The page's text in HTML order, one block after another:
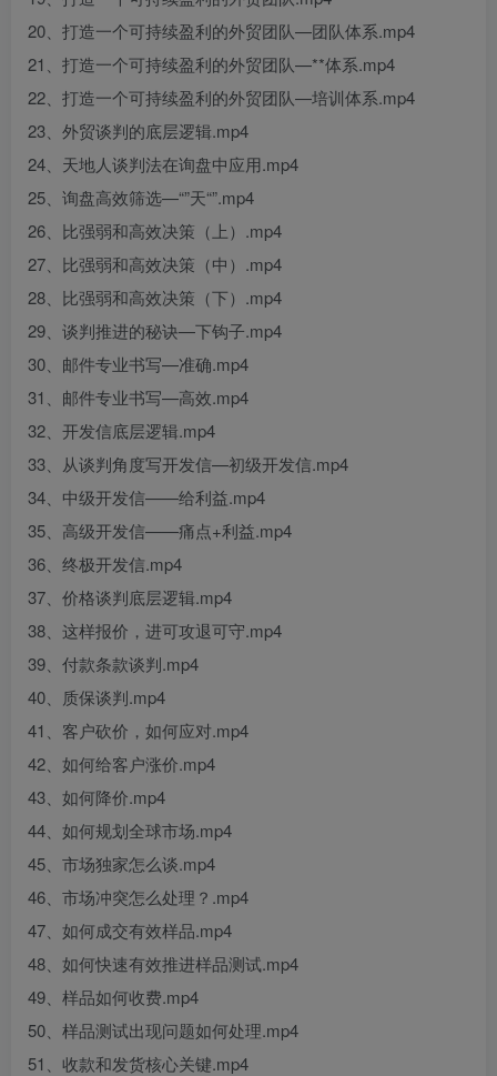
20、打造一个可持续盈利的外贸团队—团队体系.mp4
21、打造一个可持续盈利的外贸团队—**体系.mp4
22、打造一个可持续盈利的外贸团队—培训体系.mp4
23、外贸谈判的底层逻辑.mp4
24、天地人谈判法在询盘中应用.mp4
25、询盘高效筛选—“”天“”.mp4
26、比强弱和高效决策（上）.mp4
27、比强弱和高效决策（中）.mp4
28、比强弱和高效决策（下）.mp4
29、谈判推进的秘诀—下钩子.mp4
30、邮件专业书写—准确.mp4
31、邮件专业书写—高效.mp4
32、开发信底层逻辑.mp4
33、从谈判角度写开发信—初级开发信.mp4
34、中级开发信——给利益.mp4
35、高级开发信——痛点+利益.mp4
36、终极开发信.mp4
37、价格谈判底层逻辑.mp4
38、这样报价，进可攻退可守.mp4
39、付款条款谈判.mp4
40、质保谈判.mp4
41、客户砍价，如何应对.mp4
42、如何给客户涨价.mp4
43、如何降价.mp4
44、如何规划全球市场.mp4
45、市场独家怎么谈.mp4
46、市场冲突怎么处理？.mp4
47、如何成交有效样品.mp4
48、如何快速有效推进样品测试.mp4
49、样品如何收费.mp4
50、样品测试出现问题如何处理.mp4
51、收款和发货核心关键.mp4